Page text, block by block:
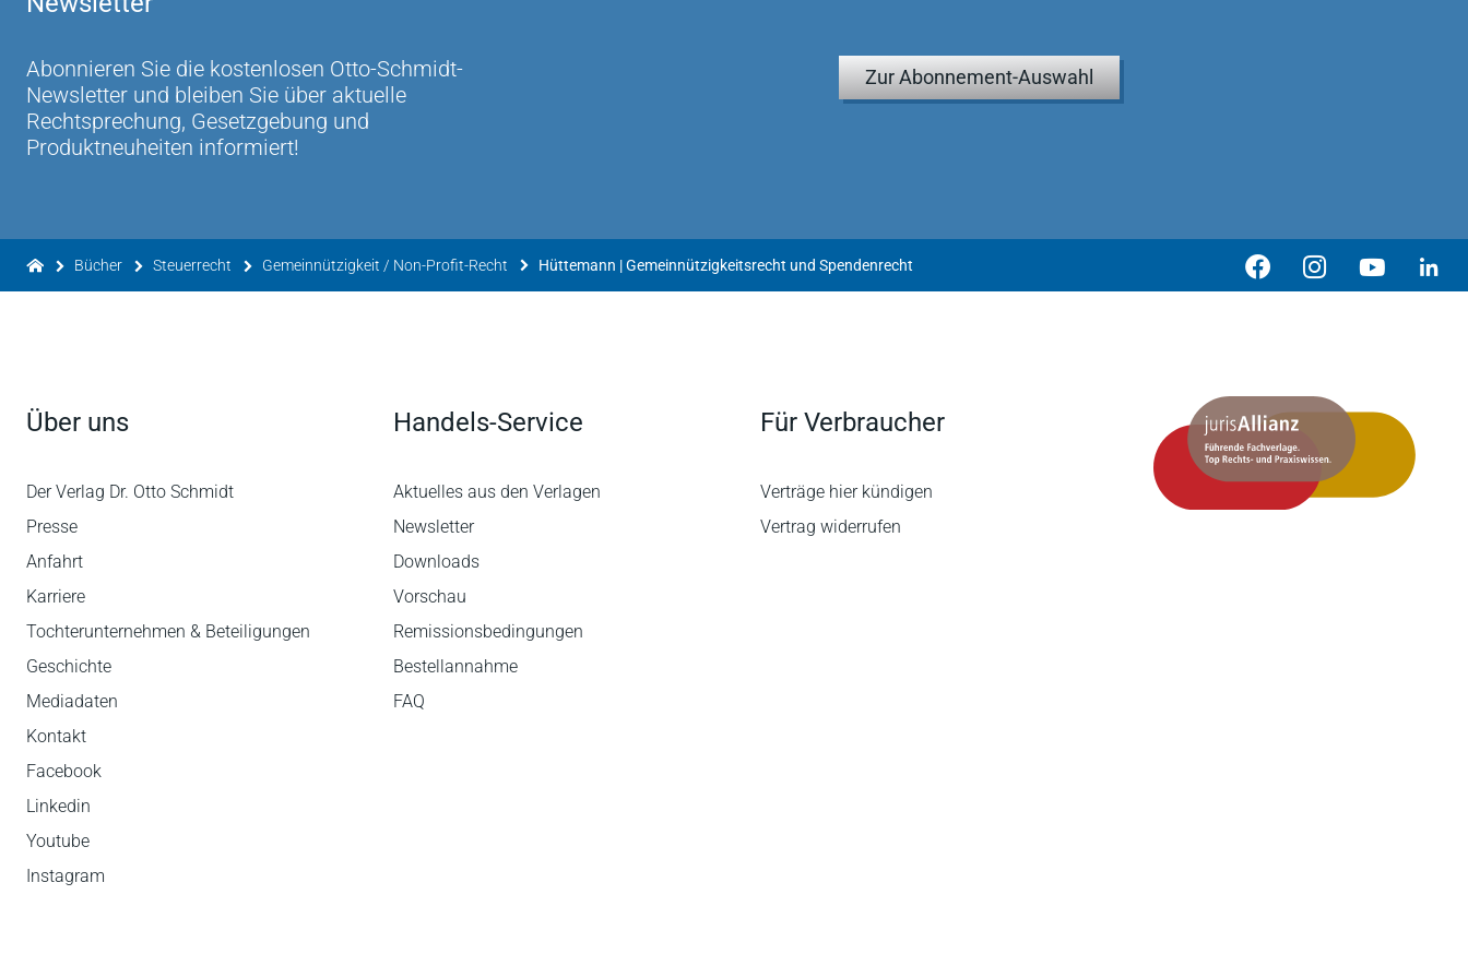
Abonnieren Sie die kostenlosen Otto-Schmidt-
Newsletter und bleiben Sie über aktuelle
Rechtsprechung, Gesetzgebung und
Produktneuheiten informiert!
Zur Abonnement-Auswahl
Bücher Steuerrecht Gemeinnützigkeit / Non-Profit-Recht Hüttemann | Gemeinnützigkeitsrecht und Spendenrecht
Über uns
Der Verlag Dr. Otto Schmidt
Presse
Anfahrt
Karriere
Tochterunternehmen & Beteiligungen
Geschichte
Mediadaten
Kontakt
Facebook
Linkedin
Youtube
Instagram
Handels-Service
Aktuelles aus den Verlagen
Newsletter
Downloads
Vorschau
Remissionsbedingungen
Bestellannahme
FAQ
Für Verbraucher
Verträge hier kündigen
Vertrag widerrufen